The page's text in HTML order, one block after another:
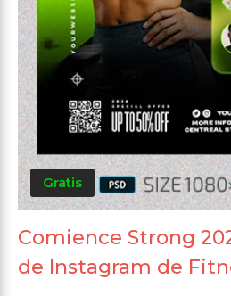
Gratis
Comience Strong
de Instagram de